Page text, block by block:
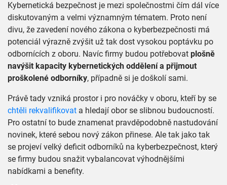
Kybernetická bezpečnost je mezi společnostmi čím dál více
diskutovaným a velmi významným tématem. Proto není
divu, že zavedení nového zákona o kyberbezpečnosti má
potenciál výrazně zvýšit už tak dost vysokou poptávku po
odbornících z oboru. Navíc firmy budou potřebovat plošně
navýšit kapacity kybernetických oddělení a přijmout
proškolené odborníky, případně si je doškolí sami.
Právě tady vzniká prostor i pro nováčky v oboru, kteří by se
chtěli rekvalifikovat a hledají obor se slibnou budoucností.
Pro ostatní to bude znamenat pravděpodobně nastudování
novinek, které sebou nový zákon přinese. Ale tak jako tak
se projeví velký deficit odborníků na kyberbezpečnost, který
se firmy budou snažit vybalancovat výhodnějšími
nabídkami a benefity.